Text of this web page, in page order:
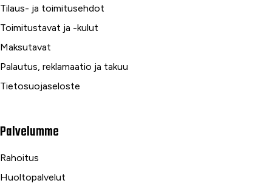
Tilaus- ja toimitusehdot
Toimitustavat ja -kulut
Maksutavat
Palautus, reklamaatio ja takuu
Tietosuojaseloste
Palvelumme
Rahoitus
Huoltopalvelut